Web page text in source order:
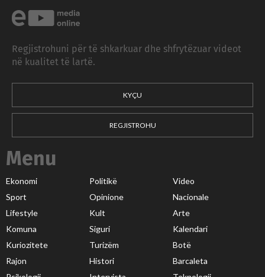
Regjistrohuni për të shkarkuar dhe shfrytëzuar videot
në kualitet të lartë.
KYÇU
REGJISTROHU
Menu
Ekonomi Politikë
Video
Sport
Opinione
Nacionale
Lifestyle
Kult
Arte
Komuna
Siguri
Kalendari
Kuriozitete
Turizëm
Botë
Rajon
Histori
Barcaleta